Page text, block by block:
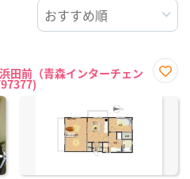
田前（青森インターチェン
に入